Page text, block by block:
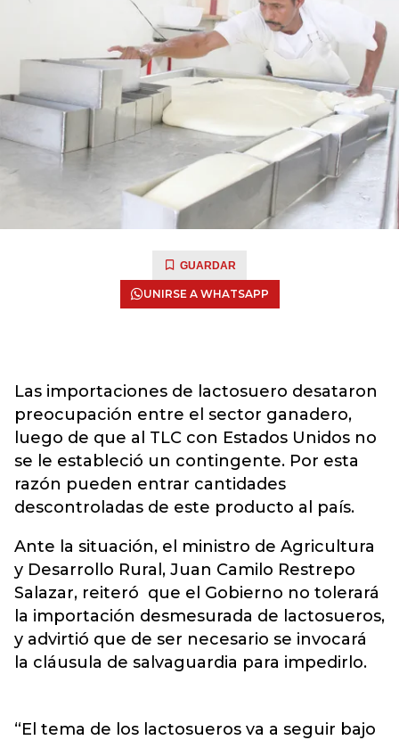
GUARDAR
UNIRSE A WHATSAPP
Las importaciones de lactosuero desataron
preocupación entre el sector ganadero,
luego de que al TLC con Estados Unidos no
se le estableció un contingente. Por esta
razón pueden entrar cantidades
descontroladas de este producto al país.
Ante la situación, el ministro de Agricultura
y Desarrollo Rural, Juan Camilo Restrepo
Salazar, reiteró que el Gobierno no tolerará
la importación desmesurada de lactosueros,
y advirtió que de ser necesario se invocará
la cláusula de salvaguardia para impedirlo.
“El tema de los lactosueros va a seguir bajo